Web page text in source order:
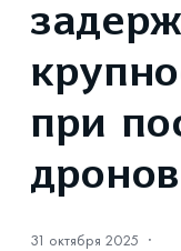
при
31 октября 2025 ·